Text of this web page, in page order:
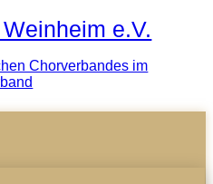
e.V.
Chorverbandes im